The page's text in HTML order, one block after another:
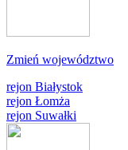
Zmień województwo
rejon Białystok
rejon Łomża
rejon Suwałki